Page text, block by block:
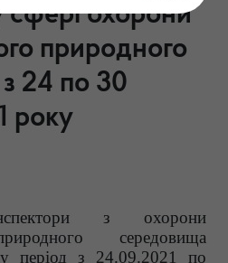
сфері охорони
природного
24 по 30
року
з охорони
середовища
період з 24.09.2021 по